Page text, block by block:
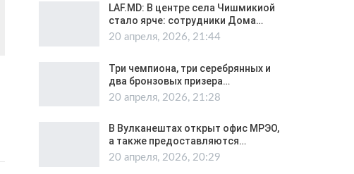
LAF.MD: В центре села Чишмикиой
стало ярче: сотрудники Дома…
20 апреля, 2026, 21:44
Три чемпиона, три серебрянных и
два бронзовых призера…
20 апреля, 2026, 21:28
В Вулканештах открыт офис МРЭО,
а также предоставляются…
20 апреля, 2026, 20:29